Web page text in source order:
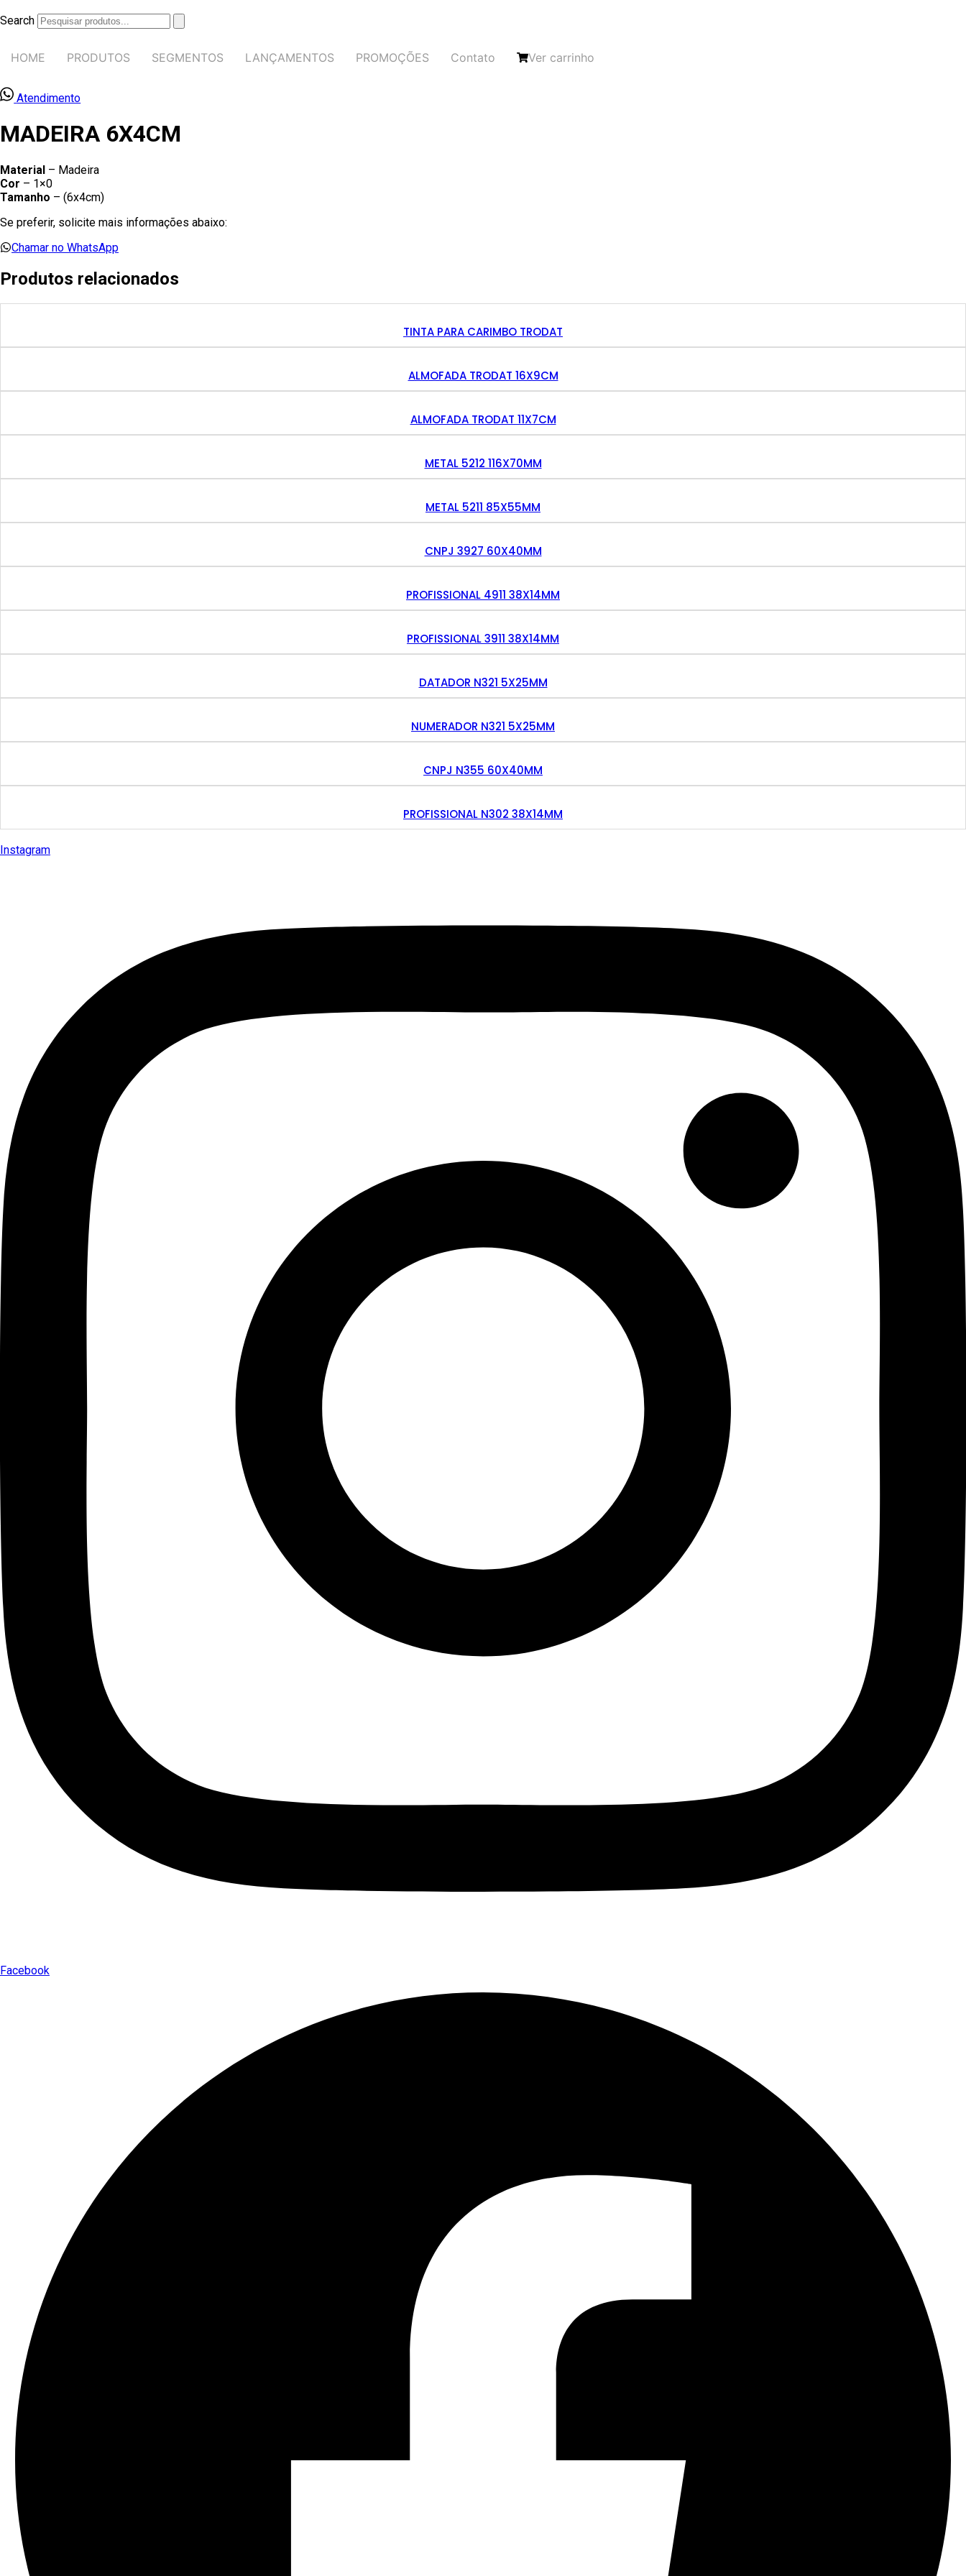
para
Search
HOME PRODUTOS SEGMENTOS LANÇAMENTOS PROMOÇÕES Contato Ver carrinho
Atendimento
MADEIRA 6X4CM
Material – Madeira
Cor – 1×0
Tamanho – (6x4cm)
Se preferir, solicite mais informações abaixo:
Chamar no WhatsApp
Produtos relacionados
TINTA PARA CARIMBO TRODAT
ALMOFADA TRODAT 16X9CM
ALMOFADA TRODAT 11X7CM
METAL 5212 116X70MM
METAL 5211 85X55MM
CNPJ 3927 60X40MM
PROFISSIONAL 4911 38X14MM
PROFISSIONAL 3911 38X14MM
DATADOR N321 5X25MM
NUMERADOR N321 5X25MM
CNPJ N355 60X40MM
PROFISSIONAL N302 38X14MM
Instagram
Facebook